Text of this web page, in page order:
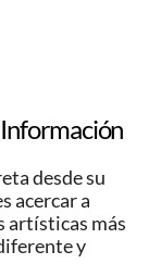
desde su
acercar a
artísticas más
y